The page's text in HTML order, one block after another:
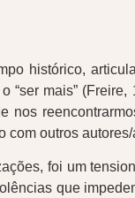
histórico,
mais”
outros
foi um
que